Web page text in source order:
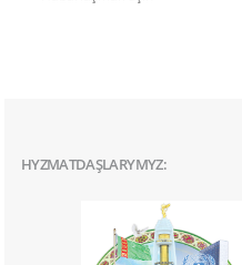
HYZMATDAŞLARYMYZ: